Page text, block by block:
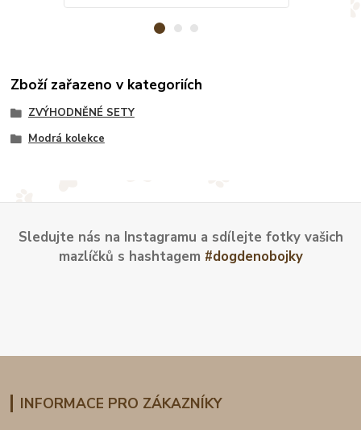
Zboží zařazeno v kategoriích
ZVÝHODNĚNÉ SETY
Modrá kolekce
Sledujte nás na Instagramu a sdílejte fotky vašich
mazlíčků s hashtagem #dogdenobojky
INFORMACE PRO ZÁKAZNÍKY